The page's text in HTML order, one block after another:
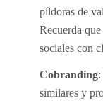
píldoras de
Recuerda
sociales con
Cobranding
similares y